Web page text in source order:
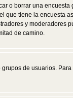
o borrar una
que tiene la encuesta
y moderadores
de camino.
de usuarios.